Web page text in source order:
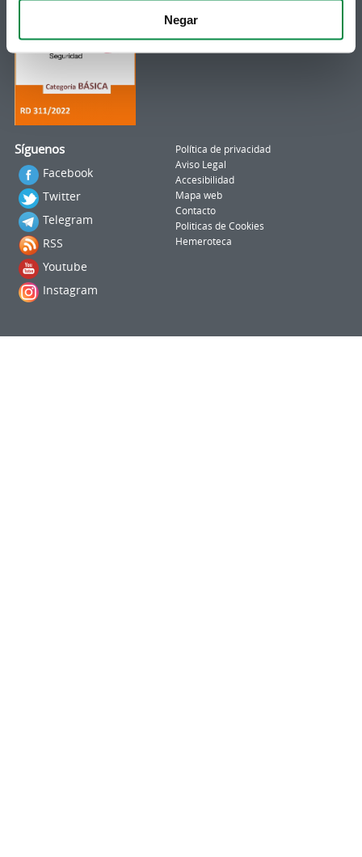
Negar
Síguenos
Facebook
Twitter
Telegram
RSS
Youtube
Instagram
Política de privacidad
Aviso Legal
Accesibilidad
Mapa web
Contacto
Politicas de Cookies
Hemeroteca